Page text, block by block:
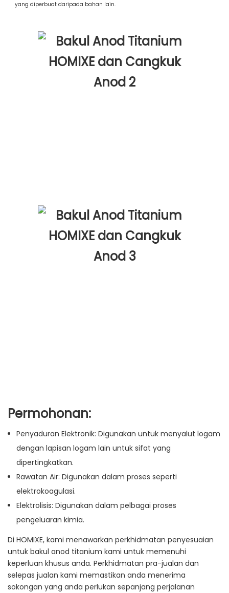
yang diperbuat daripada bahan lain.
Permohonan:
Penyaduran Elektronik: Digunakan untuk menyalut logam
dengan lapisan logam lain untuk sifat yang
dipertingkatkan.
Rawatan Air: Digunakan dalam proses seperti
elektrokoagulasi.
Elektrolisis: Digunakan dalam pelbagai proses
pengeluaran kimia.
Di HOMIXE, kami menawarkan perkhidmatan penyesuaian
untuk bakul anod titanium kami untuk memenuhi
keperluan khusus anda. Perkhidmatan pra-jualan dan
selepas jualan kami memastikan anda menerima
sokongan yang anda perlukan sepanjang perjalanan